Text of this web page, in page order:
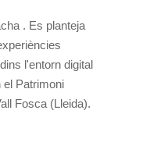
. Es planteja
l'entorn digital
el Patrimoni
Fosca (Lleida).